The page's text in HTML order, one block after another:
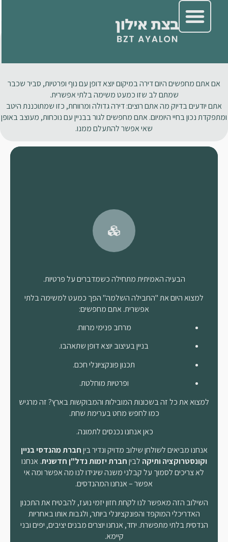
אם אתם מחפשים היום דירה במיקום יוצא דופן עם נוף ופרטיות, סביר שכבר
שמתם לב שזו כמעט משימה בלתי אפשרית.
אתם יודעים בדיוק מה אתם רוצים: דירה גדולה ומרווחת, כזו שמתוכננת היטב
ומתפקדת נכון בחיי היומיום. אתם מחפשים לגור בבניין עם נוכחות, מעוצב באופן
שאי אפשר להתעלם ממנו.
הבעיה האמיתית מתחילה כשמדברים על פרטיות.
למצוא היום את "החבילה השלמה" הפך כמעט למשימה בלתי
אפשרית. אתם מחפשים:
מרחב פנימי מרווח.
בניין בעיצוב יוצא דופן שתאהבו.
תכנון פונקציונלי חכם.
ופרטיות מוחלטת.
למצוא את כל זה בשכונות המובילות והמבוקשות בארץ? זה מרגיש
כמו לחפש מחט בערימת שחת.
כאן אנחנו נכנסים לתמונה.
אנחנו מביאים לשולחן שילוב מדויק ונדיר ביןחברת מהנדסי בניין
וקונסטרוקציה ותיקה לביןחברת יזמות נדל"ן חדשנית. אנחנו
לא צריכים לסמוך על קבלני משנה שיגידו לנו מה אפשר ומה אי
אפשר – אנחנו המהנדסים.
השילוב הזה מאפשר לנו לקחת חזון יזמי נועז, להבטיח את התכנון
האדריכלי המוקפד והפונקציונלי ביותר, ולגבות אותו באחריות
הנדסית בלתי מתפשרת. יחד, אנחנו יוצרים מבנים יציבים, יפים ובני
קיימא.